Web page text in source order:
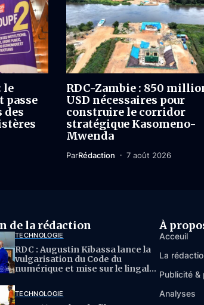
le
passe
des
RDC-Zambie : 850
USD nécessaires pour
construire le corridor
stratégique Kasomeno-
Mwenda
ParRédaction 7 août 2026
de la rédaction
TECHNOLOGIE
RDC : Augustin Kibassa lance la
vulgarisation du Code du
numérique et mise sur le lingala
TECHNOLOGIE
À
Acceuil
La
Publicité &
Analyses